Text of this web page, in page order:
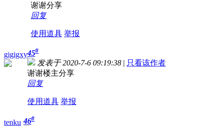
谢谢分享
回复
使用道具 举报
gigigxy45#
发表于 2020-7-6 09:19:38 | 只看该作者
谢谢楼主分享
回复
使用道具 举报
tenku 46#